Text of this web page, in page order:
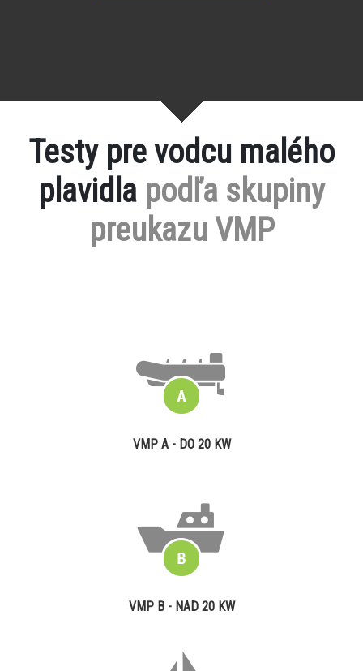
Testy pre vodcu malého
plavidla podľa skupiny
preukazu VMP
VMP A - DO 20 KW
VMP B - NAD 20 KW